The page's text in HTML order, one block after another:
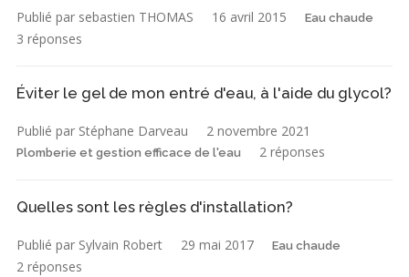
Publié par sebastien THOMAS 16 avril 2015 Eau chaude
3 réponses
Éviter le gel de mon entré d'eau, à l'aide du glycol?
Publié par Stéphane Darveau 2 novembre 2021
Plomberie et gestion efficace de l'eau 2 réponses
Quelles sont les règles d'installation?
Publié par Sylvain Robert 29 mai 2017 Eau chaude
2 réponses